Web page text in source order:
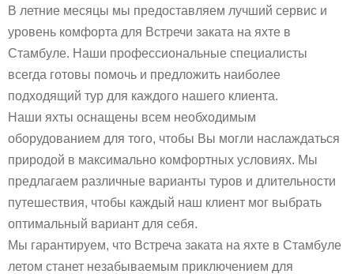
В летние месяцы мы предоставляем лучший сервис и
уровень комфорта для Встречи заката на яхте в
Стамбуле. Наши профессиональные специалисты
всегда готовы помочь и предложить наиболее
подходящий тур для каждого нашего клиента.
Наши яхты оснащены всем необходимым
оборудованием для того, чтобы Вы могли наслаждаться
природой в максимально комфортных условиях. Мы
предлагаем различные варианты туров и длительности
путешествия, чтобы каждый наш клиент мог выбрать
оптимальный вариант для себя.
Мы гарантируем, что Встреча заката на яхте в Стамбуле
летом станет незабываемым приключением для